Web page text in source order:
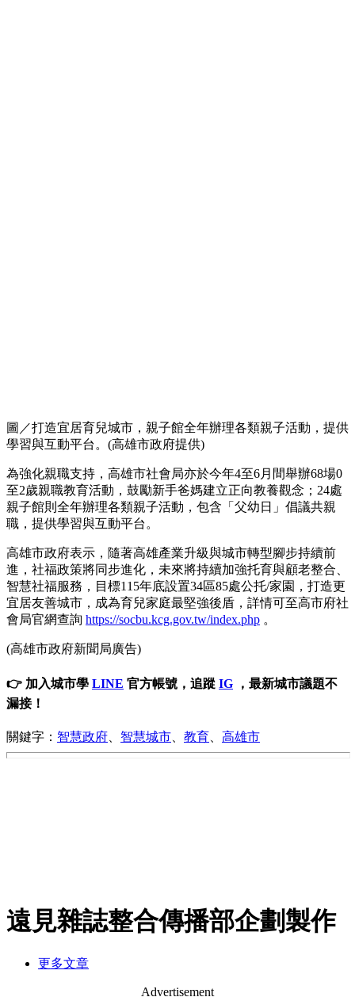
圖／打造宜居育兒城市，親子館全年辦理各類親子活動，提供
學習與互動平台。(高雄市政府提供)
為強化親職支持，高雄市社會局亦於今年4至6月間舉辦68場0
至2歲親職教育活動，鼓勵新手爸媽建立正向教養觀念；24處
親子館則全年辦理各類親子活動，包含「父幼日」倡議共親
職，提供學習與互動平台。
高雄市政府表示，隨著高雄產業升級與城市轉型腳步持續前
進，社福政策將同步進化，未來將持續加強托育與顧老整合、
智慧社福服務，目標115年底設置34區85處公托/家園，打造更
宜居友善城市，成為育兒家庭最堅強後盾，詳情可至高市府社
會局官網查詢 https://socbu.kcg.gov.tw/index.php 。
(高雄市政府新聞局廣告)
👉 加入城市學 LINE 官方帳號，追蹤 IG ，最新城市議題不
漏接！
關鍵字： 智慧政府、 智慧城市、 教育 、 高雄市
遠見雜誌整合傳播部企劃製作
更多文章
Advertisement